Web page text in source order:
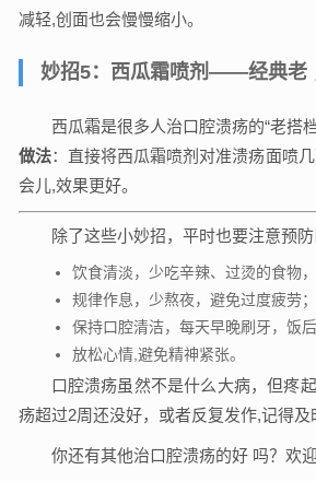
减轻,创面也会慢慢缩小。
妙招5：西瓜霜喷剂——经典老
西瓜霜是很多人治口腔溃疡的“老搭
做法：直接将西瓜霜喷剂对准溃疡面喷
会儿,效果更好。
除了这些小妙招，平时也要注意预防
饮食清淡，少吃辛辣、过烫的食物
规律作息，少熬夜，避免过度疲劳；
保持口腔清洁，每天早晚刷牙，饭后
放松心情,避免精神紧张。
口腔溃疡虽然不是什么大病，但疼
疡超过2周还没好，或者反复发作,记得及
你还有其他治口腔溃疡的好 吗？欢